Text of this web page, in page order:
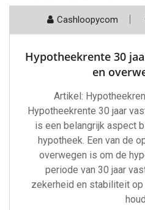
Cashloopycom
Hypotheekrente 30
en
Artikel:
Hypotheekrente 30 jaar
is een belangrijk aspect
hypotheek. Een van de
overwegen is om de
periode van 30 jaar
zekerheid en stabiliteit op